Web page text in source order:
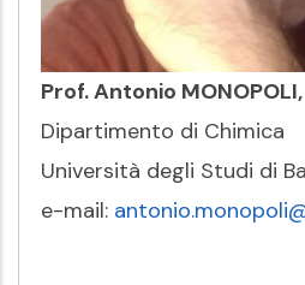
Prof. Antonio MONOPOLI,
Dipartimento di Chimica
Università degli Studi di
e-mail: